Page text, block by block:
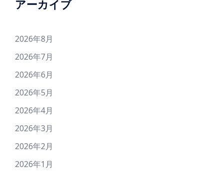
アーカイブ
2026年8月
2026年7月
2026年6月
2026年5月
2026年4月
2026年3月
2026年2月
2026年1月